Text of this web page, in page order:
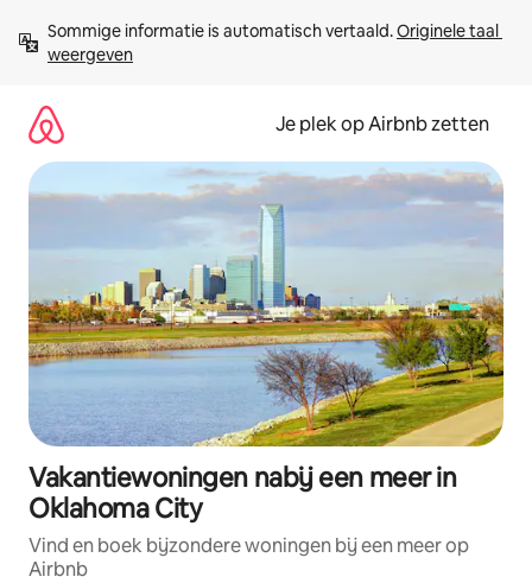
direct
naar
Sommige informatie is automatisch vertaald. Originele taal
weergeven
Je plek op Airbnb zetten
Vakantiewoningen nabij een meer in
Oklahoma City
Vind en boek bijzondere woningen bij een meer op
Airbnb